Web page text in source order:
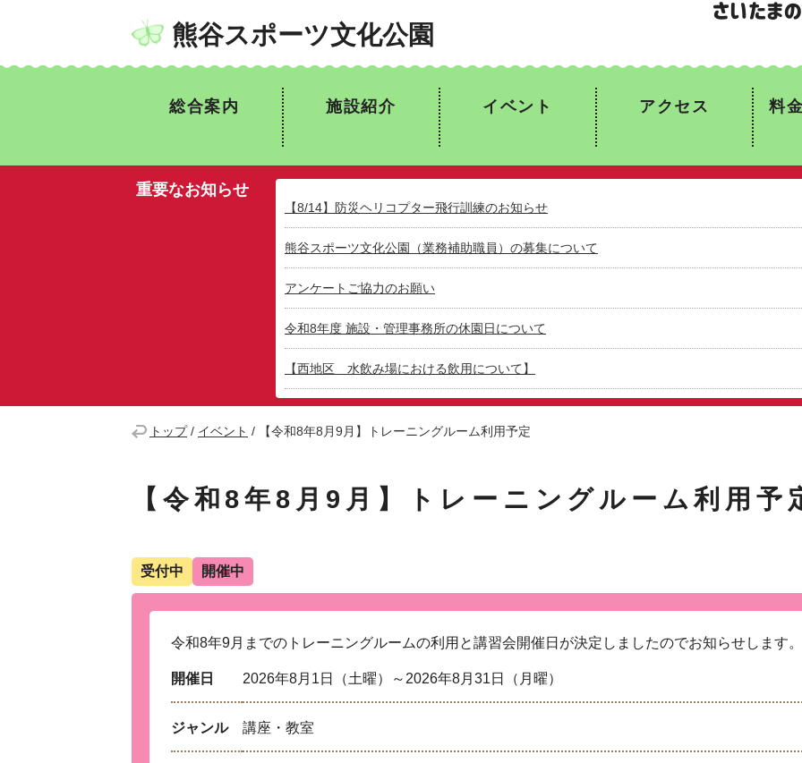
熊谷スポーツ文化公園
総合案内 施設紹介 イベント アクセス 料
重要なお知らせ
【8/14】防災ヘリコプター飛行訓練のお知らせ
熊谷スポーツ文化公園（業務補助職員）の募集について
アンケートご協力のお願い
令和8年度 施設・管理事務所の休園日について
【西地区 水飲み場における飲用について】
トップ/ イベント / 【令和8年8月9月】トレーニングルーム利用予定
【令和8年8月9月】トレーニングルーム利用予
受付中 開催中
令和8年9月までのトレーニングルームの利用と講習会開催日が決定しましたのでお知らせします。
開催日 2026年8月1日（土曜）～2026年8月31日（月曜）
ジャンル 講座・教室